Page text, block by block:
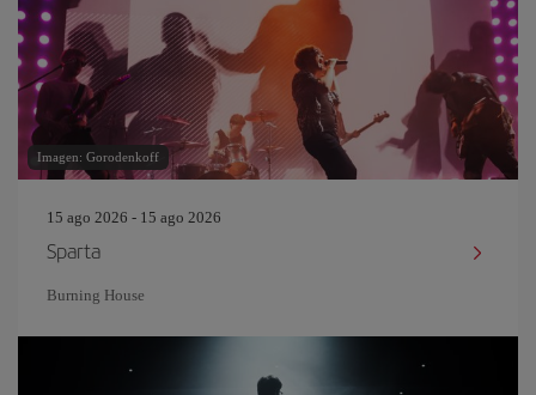
Imagen: Gorodenkoff
15 ago 2026 - 15 ago 2026
Sparta
Burning House